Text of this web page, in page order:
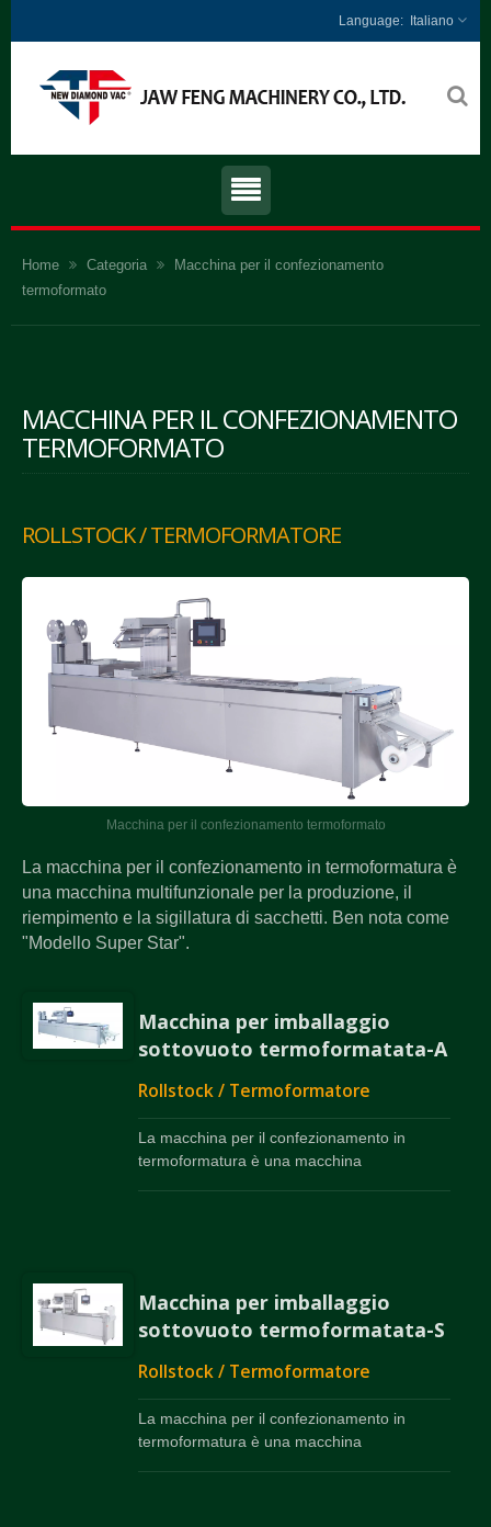
Italiano
Home Categoria
Macchina per il confezionamento
termoformato
MACCHINA PER IL CONFEZIONAMENTO
TERMOFORMATO
ROLLSTOCK / TERMOFORMATORE
Macchina per il confezionamento termoformato
La macchina per il confezionamento in termoformatura è
una macchina multifunzionale per la produzione, il
riempimento e la sigillatura di sacchetti. Ben nota come
"Modello Super Star".
Macchina per imballaggio
sottovuoto termoformatata-A
Rollstock / Termoformatore
La macchina per il confezionamento in
termoformatura è una macchina
Macchina per imballaggio
sottovuoto termoformatata-S
Rollstock / Termoformatore
La macchina per il confezionamento in
termoformatura è una macchina